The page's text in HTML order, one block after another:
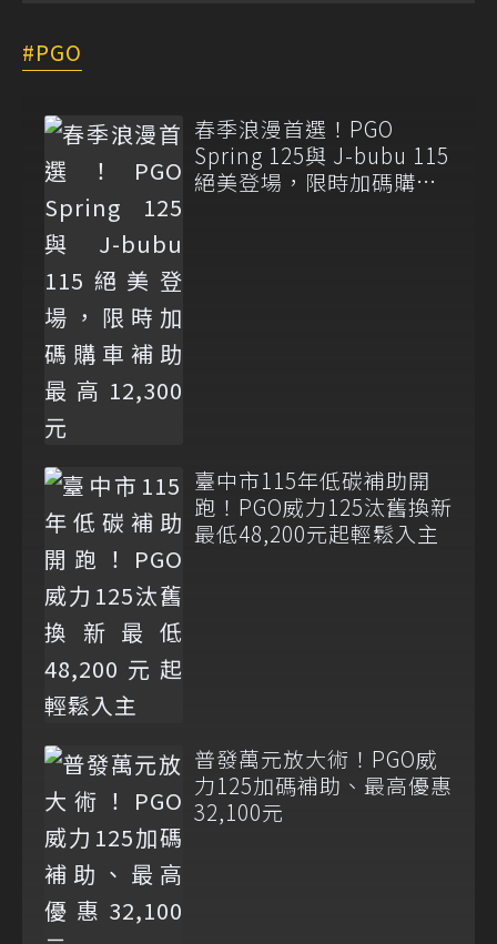
PGO
春季浪漫首選！PGO
Spring 125與 J-bubu 115
絕美登場，限時加碼購車
臺中市115年低碳補助開
跑！PGO威力125汰舊換新
最低48,200元起輕鬆入主
普發萬元放大術！PGO威
力125加碼補助、最高優惠
32,100元